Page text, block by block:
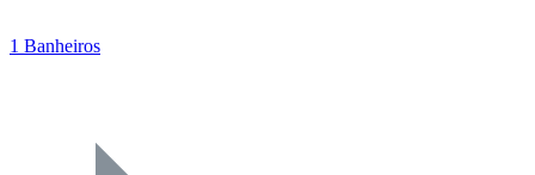
1 Banheiros